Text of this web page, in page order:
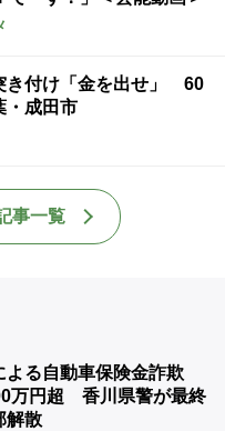
き付け「金を出せ」 60
成田市
事一覧
よる自動車保険金詐欺
万円超 香川県警が最終
解散